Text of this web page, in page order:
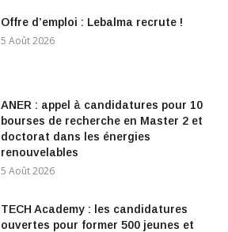
Offre d’emploi : Lebalma recrute !
5 Août 2026
ANER : appel à candidatures pour 10
bourses de recherche en Master 2 et
doctorat dans les énergies
renouvelables
5 Août 2026
TECH Academy : les candidatures
ouvertes pour former 500 jeunes et